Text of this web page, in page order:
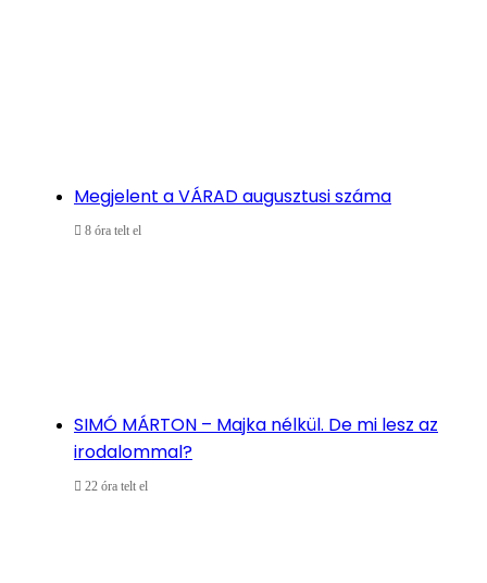
Megjelent a VÁRAD augusztusi száma
8 óra telt el
SIMÓ MÁRTON – Majka nélkül. De mi lesz az
irodalommal?
22 óra telt el